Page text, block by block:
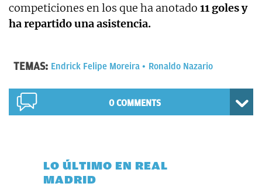
competiciones en los que ha anotado 11 goles y
ha repartido una asistencia.
TEMAS: Endrick Felipe Moreira Ronaldo Nazario
0 COMMENTS
LO ÚLTIMO EN REAL
MADRID